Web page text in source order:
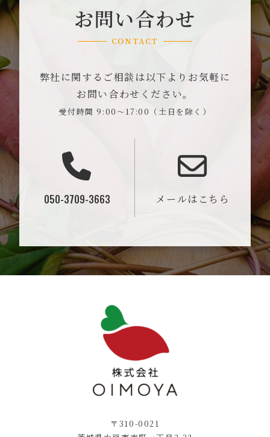
お問い合わせ
CONTACT
弊社に関するご相談は以下よりお気軽に
お問い合わせください。
受付時間 9:00～17:00（土日を除く）
050-3709-3663 メールはこちら
〒310-0021